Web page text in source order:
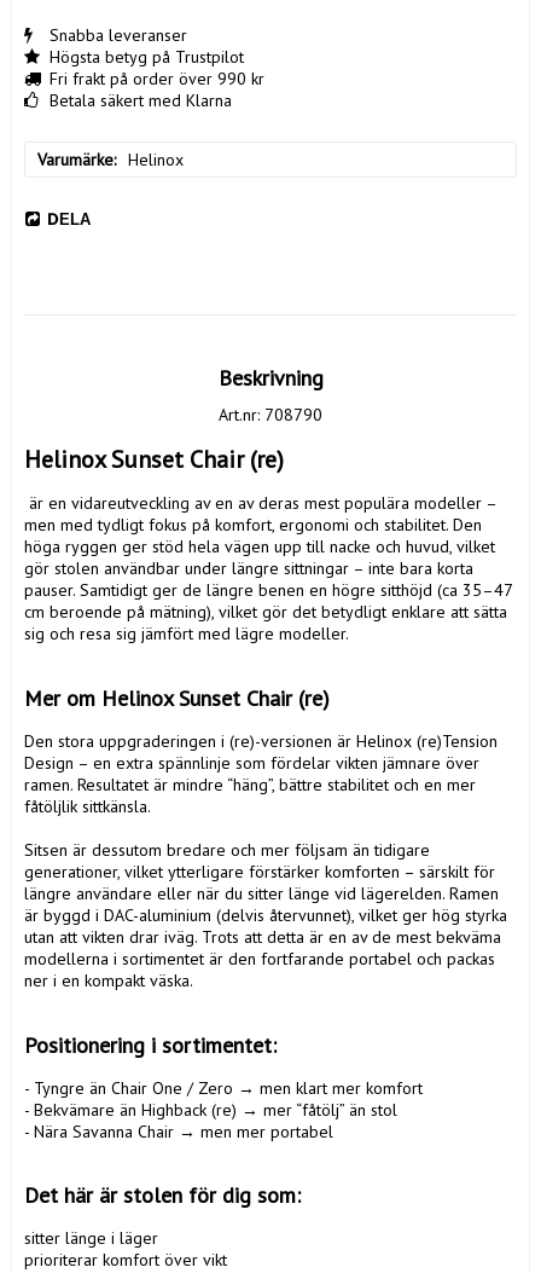
Snabba leveranser
Högsta betyg på Trustpilot
Fri frakt på order över 990 kr
Betala säkert med Klarna
Varumärke Helinox
DELA
Beskrivning
Art.nr: 708790
Helinox Sunset Chair (re)
men med tydligt fokus på komfort, ergonomi och stabilitet. Den
höga ryggen ger stöd hela vägen upp till nacke och huvud, vilket
gör stolen användbar under längre sittningar – inte bara korta
pauser. Samtidigt ger de längre benen en högre sitthöjd (ca 35–47
cm beroende på mätning), vilket gör det betydligt enklare att sätta
sig och resa sig jämfört med lägre modeller.
Mer om Helinox Sunset Chair (re)
Den stora uppgraderingen i (re)-versionen är Helinox (re)Tension
Design – en extra spännlinje som fördelar vikten jämnare över
ramen. Resultatet är mindre “häng”, bättre stabilitet och en mer
fåtöljlik sittkänsla.
Sitsen är dessutom bredare och mer följsam än tidigare
generationer, vilket ytterligare förstärker komforten – särskilt för
längre användare eller när du sitter länge vid lägerelden. Ramen
är byggd i DAC-aluminium (delvis återvunnet), vilket ger hög styrka
utan att vikten drar iväg. Trots att detta är en av de mest bekväma
modellerna i sortimentet är den fortfarande portabel och packas
ner i en kompakt väska.
Positionering i sortimentet:
- Tyngre än Chair One / Zero → men klart mer komfort
- Bekvämare än Highback (re) → mer “fåtölj” än stol
- Nära Savanna Chair → men mer portabel
Det här är stolen för dig som:
sitter länge i läger
prioriterar komfort över vikt